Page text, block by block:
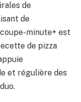
de
de
minute+ est
de pizza
et régulière des